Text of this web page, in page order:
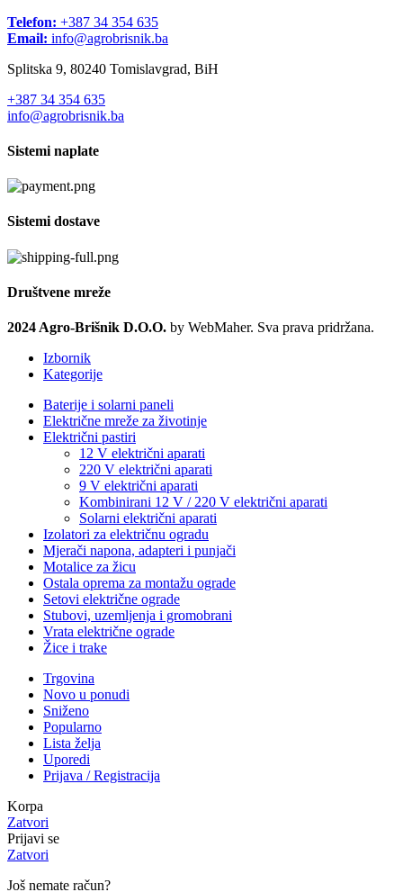
Telefon: +387 34 354 635
Email: info@agrobrisnik.ba
Splitska 9, 80240 Tomislavgrad, BiH
+387 34 354 635
info@agrobrisnik.ba
Sistemi naplate
Sistemi dostave
Društvene mreže
2024 Agro-Brišnik D.O.O. by WebMaher. Sva prava pridržana.
Izbornik
Kategorije
Baterije i solarni paneli
Električne mreže za životinje
Električni pastiri
12 V električni aparati
220 V električni aparati
9 V električni aparati
Kombinirani 12 V / 220 V električni aparati
Solarni električni aparati
Izolatori za električnu ogradu
Mjerači napona, adapteri i punjači
Motalice za žicu
Ostala oprema za montažu ograde
Setovi električne ograde
Stubovi, uzemljenja i gromobrani
Vrata električne ograde
Žice i trake
Trgovina
Novo u ponudi
Sniženo
Popularno
Lista želja
Uporedi
Prijava / Registracija
Korpa
Zatvori
Prijavi se
Zatvori
Još nemate račun?